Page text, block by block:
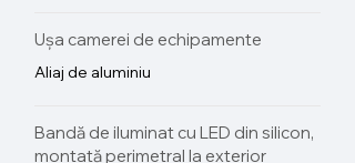
Ușa camerei de echipamente
Aliaj de aluminiu
Bandă de iluminat cu LED din silicon,
montată perimetral la exterior